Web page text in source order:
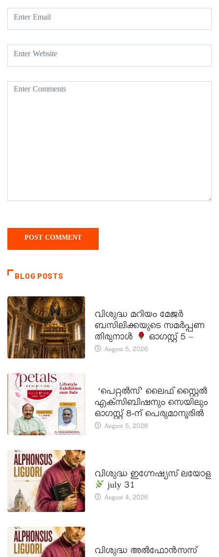
BLOG POSTS
വിശുദ്ധ മറിയം മേജർ
ബസിലിക്കയുടെ സമർപ്പണ
തിരുനാൾ
ഓഗസ്റ്റ് 5 –
August 5, 2026
‘പെറ്റൽസ്’ ലൈഫ് സ്റ്റൈൽ
എക്സിബിഷനും സെയിലും
ഓഗസ്റ്റ് 8-ന് പെരുമാനൂരിൽ
August 5, 2026
വിശുദ്ധ ഇഗ്നേഷ്യസ് ലയോള
july 31
August 4, 2026
വിശുദ്ധ അൽഫോൻസസ്